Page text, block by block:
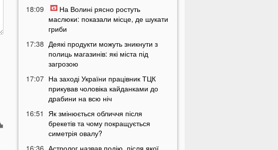
18:09
На Волині рясно ростуть
маслюки: показали місце, де шукати
гриби
17:38 Деякі продукти можуть зникнути з
полиць магазинів: які міста під
загрозою
17:07 На заході України працівник ТЦК
прикував чоловіка кайданками до
драбини на всю ніч
16:51
Як змінюється обличчя після
брекетів та чому покращується
симетрія овалу?